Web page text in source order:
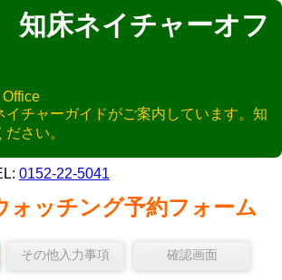
床ネイチャーオフ
イチャーガイドがご案内しています。知
さい。
0152-22-5041
ォッチング予約フォーム
その他入力事項 確認画面